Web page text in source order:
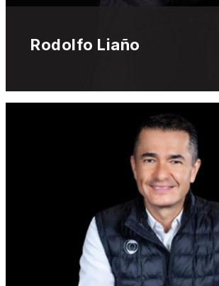
Rodolfo Liaño